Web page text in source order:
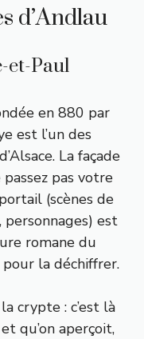
d’Andlau
et-Paul
en 880 par
est l’un des
La façade
pas votre
(scènes de
personnages) est
romane du
la déchiffrer.
crypte : c’est là
qu’on aperçoit,